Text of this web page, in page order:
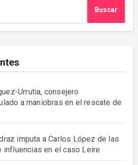
Buscar
Urrutia, consejero
a maniobras en el rescate de
imputa a Carlos López de las
influencias en el caso Leire